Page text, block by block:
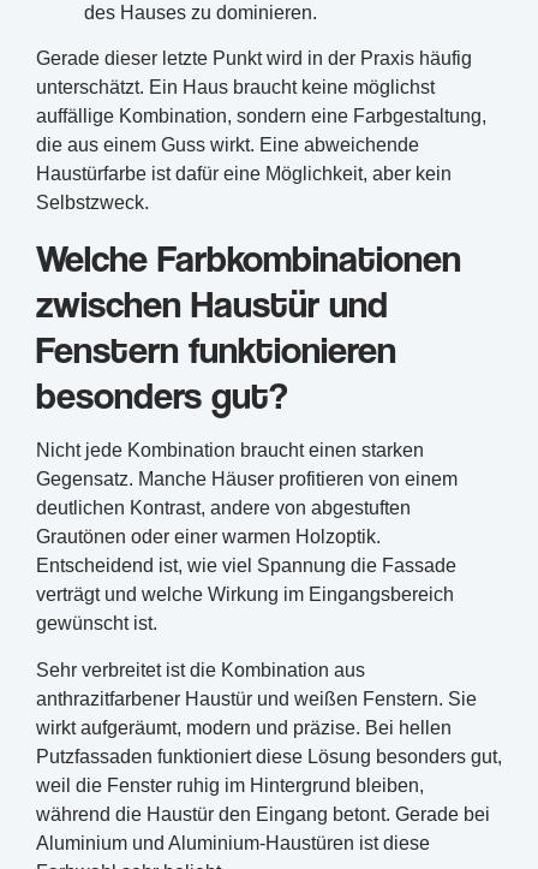
des Hauses zu dominieren.
Gerade dieser letzte Punkt wird in der Praxis häufig
unterschätzt. Ein Haus braucht keine möglichst
auffällige Kombination, sondern eine Farbgestaltung,
die aus einem Guss wirkt. Eine abweichende
Haustürfarbe ist dafür eine Möglichkeit, aber kein
Selbstzweck.
Welche Farbkombinationen
zwischen Haustür und
Fenstern funktionieren
besonders gut?
Nicht jede Kombination braucht einen starken
Gegensatz. Manche Häuser profitieren von einem
deutlichen Kontrast, andere von abgestuften
Grautönen oder einer warmen Holzoptik.
Entscheidend ist, wie viel Spannung die Fassade
verträgt und welche Wirkung im Eingangsbereich
gewünscht ist.
Sehr verbreitet ist die Kombination aus
anthrazitfarbener Haustür und weißen Fenstern. Sie
wirkt aufgeräumt, modern und präzise. Bei hellen
Putzfassaden funktioniert diese Lösung besonders gut,
weil die Fenster ruhig im Hintergrund bleiben,
während die Haustür den Eingang betont. Gerade bei
Aluminium und Aluminium-Haustüren ist diese